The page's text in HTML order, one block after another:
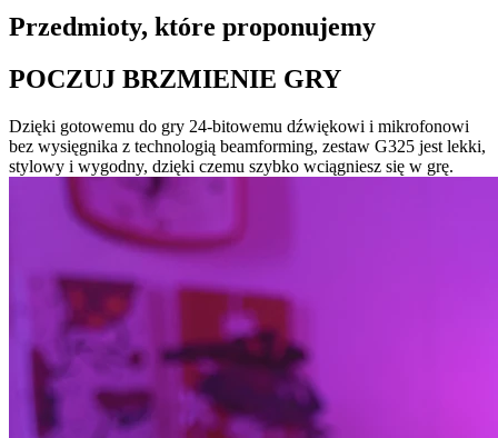
Przedmioty, które proponujemy
POCZUJ BRZMIENIE GRY
Dzięki gotowemu do gry 24-bitowemu dźwiękowi i mikrofonowi
bez wysięgnika z technologią beamforming, zestaw G325 jest lekki,
stylowy i wygodny, dzięki czemu szybko wciągniesz się w grę.